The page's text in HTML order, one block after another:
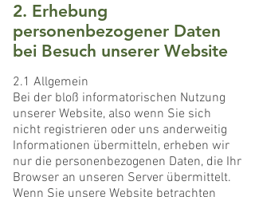
2. Erhebung
personenbezogener Daten
bei Besuch unserer Website
2.1 Allgemein
Bei der bloß informatorischen Nutzung
unserer Website, also wenn Sie sich
nicht registrieren oder uns anderweitig
Informationen übermitteln, erheben wir
nur die personenbezogenen Daten, die Ihr
Browser an unseren Server übermittelt.
Wenn Sie unsere Website betrachten